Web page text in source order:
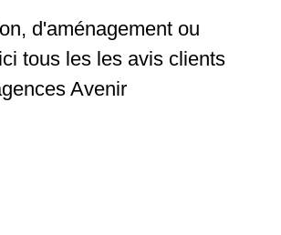
d'aménagement ou
tous les les avis clients
Avenir